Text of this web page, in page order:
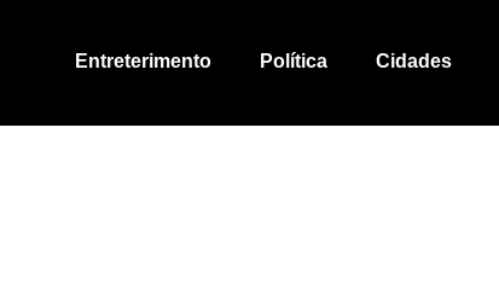
Entreterimento Política Cidades